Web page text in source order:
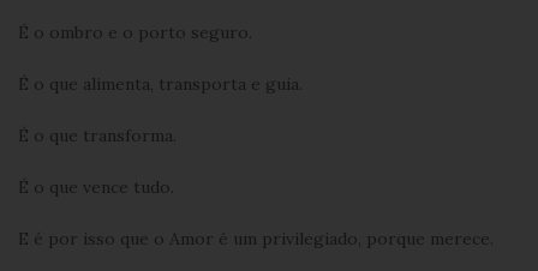
É o ombro e o porto seguro.
É o que alimenta, transporta e guia.
É o que transforma.
É o que vence tudo.
E é por isso que o Amor é um privilegiado, porque merece.